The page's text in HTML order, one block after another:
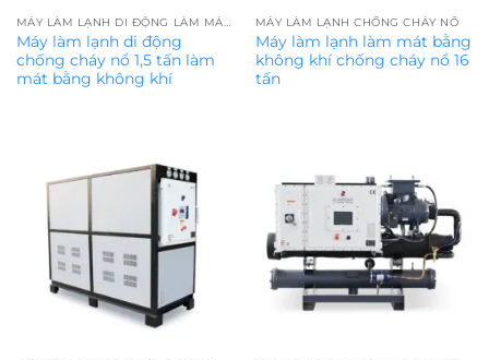
MÁY LÀM LẠNH DI ĐỘNG LÀM MÁT BẰNG KHÔNG KHÍ
Máy làm lạnh di động
chống cháy nổ 1,5 tấn làm
mát bằng không khí
MÁY LÀM LẠNH CHỐNG CHÁY NỔ
Máy làm lạnh làm mát bằng
không khí chống cháy nổ 16
tấn